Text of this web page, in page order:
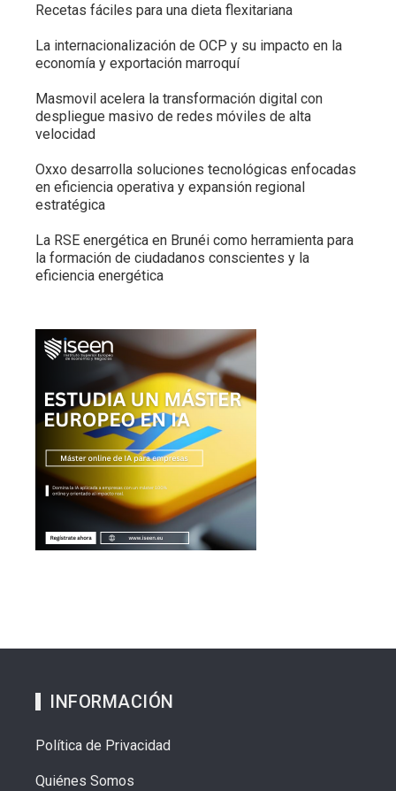
Recetas fáciles para una dieta flexitariana
La internacionalización de OCP y su impacto en la
economía y exportación marroquí
Masmovil acelera la transformación digital con
despliegue masivo de redes móviles de alta
velocidad
Oxxo desarrolla soluciones tecnológicas enfocadas
en eficiencia operativa y expansión regional
estratégica
La RSE energética en Brunéi como herramienta para
la formación de ciudadanos conscientes y la
eficiencia energética
INFORMACIÓN
Política de Privacidad
Quiénes Somos